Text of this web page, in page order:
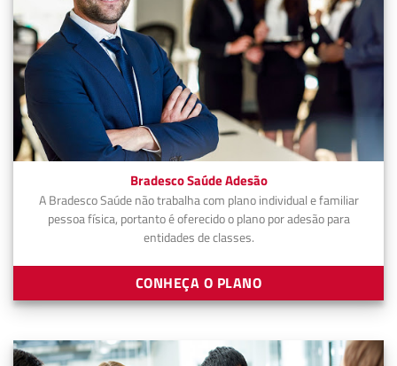
Bradesco Saúde Adesão
A Bradesco Saúde não trabalha com plano individual e familiar
pessoa física, portanto é oferecido o plano por adesão para
entidades de classes.
CONHEÇA O PLANO